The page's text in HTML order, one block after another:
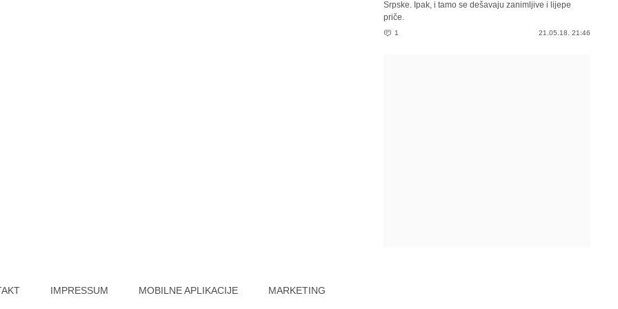
Srpske. Ipak, i tamo se dešavaju zanimljive i lijepe
priče.
1 21.05.18. 21:46
IMPRESSUM MOBILNE APLIKACIJE MARKETING